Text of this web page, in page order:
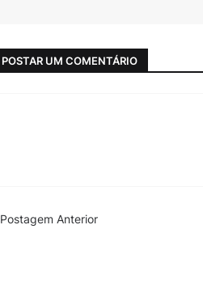
POSTAR UM COMENTÁRIO
Postagem Anterior